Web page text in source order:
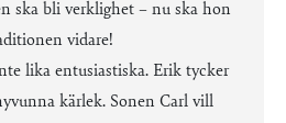
ska bli verklighet – nu ska hon
vidare!
lika entusiastiska. Erik tycker
kärlek. Sonen Carl vill